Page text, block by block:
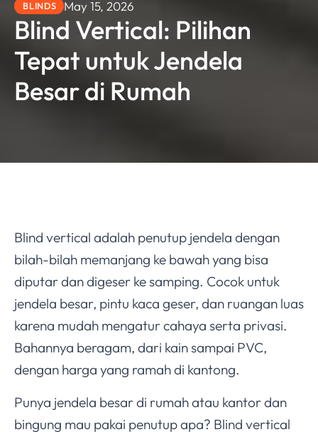
BLINDS May 15, 2026
Blind Vertical: Pilihan
Tepat untuk Jendela
Besar di Rumah
Blind vertical adalah penutup jendela dengan
bilah-bilah memanjang ke bawah yang bisa
diputar dan digeser ke samping. Cocok untuk
jendela besar, pintu kaca geser, dan ruangan luas
karena mudah mengatur cahaya serta privasi.
Bahannya beragam, dari kain sampai PVC,
dengan harga yang ramah di kantong.
Punya jendela besar di rumah atau kantor dan
bingung mau pakai penutup apa? Blind vertical